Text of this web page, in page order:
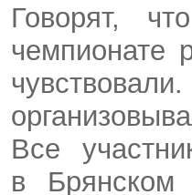
Говорят,
чемпионате
Все
в